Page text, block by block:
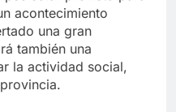
acontecimiento
una gran
también una
la actividad social,